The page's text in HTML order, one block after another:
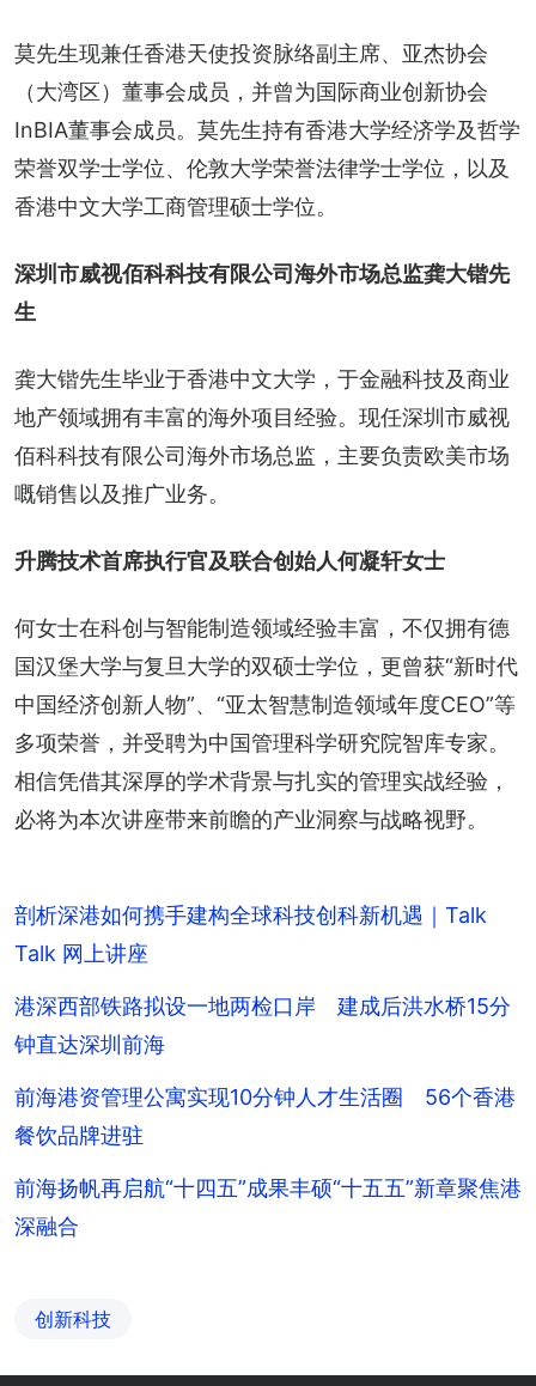
莫先生现兼任香港天使投资脉络副主席、亚杰协会
（大湾区）董事会成员，并曾为国际商业创新协会
InBIA董事会成员。莫先生持有香港大学经济学及哲学
荣誉双学士学位、伦敦大学荣誉法律学士学位，以及
香港中文大学工商管理硕士学位。
深圳市威视佰科科技有限公司海外市场总监龚大锴先
生
龚大锴先生毕业于香港中文大学，于金融科技及商业
地产领域拥有丰富的海外项目经验。现任深圳市威视
佰科科技有限公司海外市场总监，主要负责欧美市场
嘅销售以及推广业务。
升腾技术首席执行官及联合创始人何凝轩女士
何女士在科创与智能制造领域经验丰富，不仅拥有德
国汉堡大学与复旦大学的双硕士学位，更曾获“新时代
中国经济创新人物”、“亚太智慧制造领域年度CEO”等
多项荣誉，并受聘为中国管理科学研究院智库专家。
相信凭借其深厚的学术背景与扎实的管理实战经验，
必将为本次讲座带来前瞻的产业洞察与战略视野。
剖析深港如何携手建构全球科技创科新机遇｜Talk
Talk 网上讲座
港深西部铁路拟设一地两检口岸 建成后洪水桥15分
钟直达深圳前海
前海港资管理公寓实现10分钟人才生活圈 56个香港
餐饮品牌进驻
前海扬帆再启航“十四五”成果丰硕“十五五”新章聚焦港
深融合
创新科技